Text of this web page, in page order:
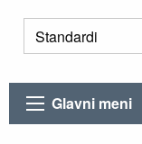
Glavni meni